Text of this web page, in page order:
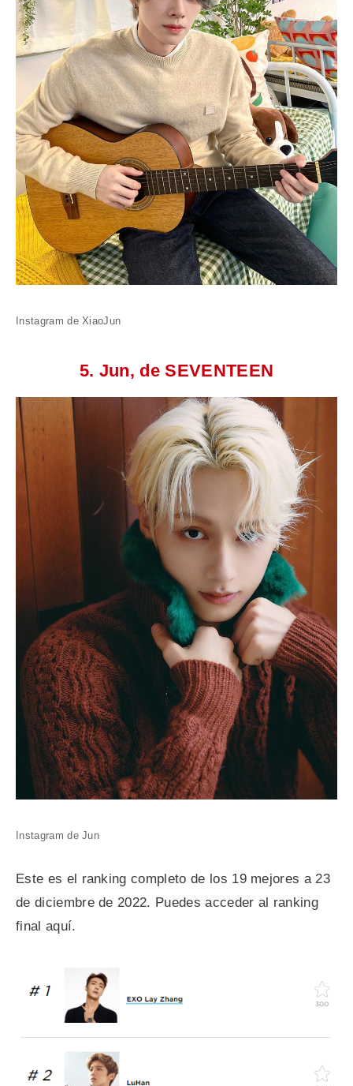
Instagram de XiaoJun
5. Jun, de SEVENTEEN
Instagram de Jun
Este es el ranking completo de los 19 mejores a 23
de diciembre de 2022. Puedes acceder al ranking
final aquí.